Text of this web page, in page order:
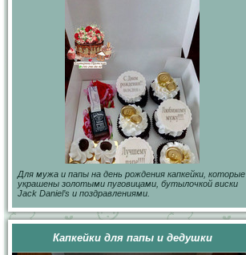
Для мужа и папы на день рождения капкейки, которые
украшены золотыми пуговицами, бутылочкой виски
Jack Daniel’s и поздравлениями.
Капкейки для папы и дедушки